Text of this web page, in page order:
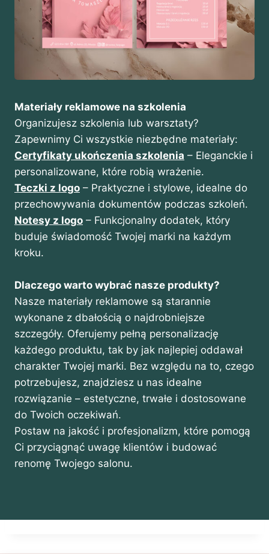
Materiały reklamowe na szkolenia
Organizujesz szkolenia lub warsztaty?
Zapewnimy Ci wszystkie niezbędne materiały:
Certyfikaty ukończenia szkolenia – Eleganckie i
personalizowane, które robią wrażenie.
Teczki z logo – Praktyczne i stylowe, idealne do
przechowywania dokumentów podczas szkoleń.
Notesy z logo – Funkcjonalny dodatek, który
buduje świadomość Twojej marki na każdym
kroku.
Dlaczego warto wybrać nasze produkty?
Nasze materiały reklamowe są starannie
wykonane z dbałością o najdrobniejsze
szczegóły. Oferujemy pełną personalizację
każdego produktu, tak by jak najlepiej oddawał
charakter Twojej marki. Bez względu na to, czego
potrzebujesz, znajdziesz u nas idealne
rozwiązanie – estetyczne, trwałe i dostosowane
do Twoich oczekiwań.
Postaw na jakość i profesjonalizm, które pomogą
Ci przyciągnąć uwagę klientów i budować
renomę Twojego salonu.